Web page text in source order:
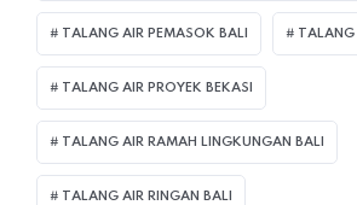
TALANG AIR PEMASOK BALI TALANG
TALANG AIR PROYEK BEKASI
TALANG AIR RAMAH LINGKUNGAN BALI
TALANG AIR RINGAN BALI